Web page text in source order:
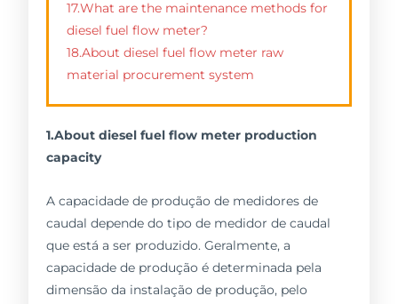
17.What are the maintenance methods for
diesel fuel flow meter?
18.About diesel fuel flow meter raw
material procurement system
1.About diesel fuel flow meter production
capacity
A capacidade de produção de medidores de
caudal depende do tipo de medidor de caudal
que está a ser produzido. Geralmente, a
capacidade de produção é determinada pela
dimensão da instalação de produção, pelo